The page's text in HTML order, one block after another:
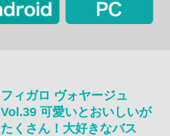
フィガロ ヴォヤージュ
Vol.39 可愛いとおいしいが
たくさん！大好きなバス